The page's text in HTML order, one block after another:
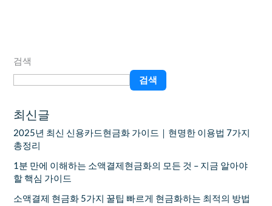
검색
검색
최신글
2025년 최신 신용카드현금화 가이드｜현명한 이용법 7가지
총정리
1분 만에 이해하는 소액결제현금화의 모든 것 – 지금 알아야
할 핵심 가이드
소액결제 현금화 5가지 꿀팁 빠르게 현금화하는 최적의 방법